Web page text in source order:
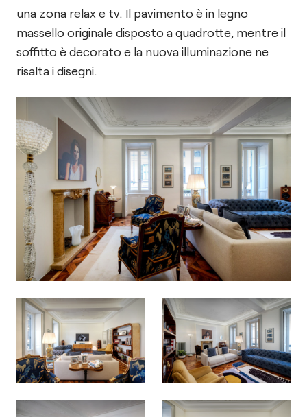
una zona relax e tv. Il pavimento è in legno
massello originale disposto a quadrotte, mentre il
soffitto è decorato e la nuova illuminazione ne
risalta i disegni.